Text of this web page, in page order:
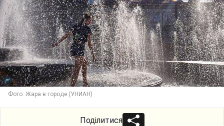
Фото: Жара в городе (УНИАН)
Поділитися